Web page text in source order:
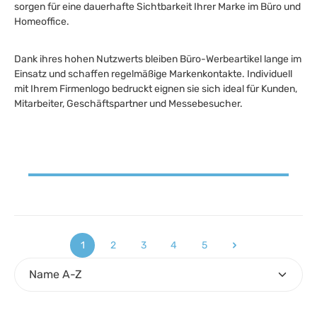
sorgen für eine dauerhafte Sichtbarkeit Ihrer Marke im Büro und
Homeoffice.
Dank ihres hohen Nutzwerts bleiben Büro-Werbeartikel lange im
Einsatz und schaffen regelmäßige Markenkontakte. Individuell
mit Ihrem Firmenlogo bedruckt eignen sie sich ideal für Kunden,
Mitarbeiter, Geschäftspartner und Messebesucher.
Seite
1
Seite
2
Seite
3
Seite
4
Seite
5